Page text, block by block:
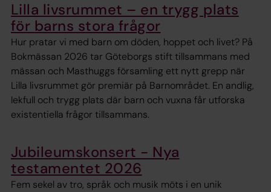
Lilla livsrummet – en trygg plats
för barns stora frågor
Hur pratar vi med barn om döden, hoppet och livet? På
Bokmässan 2026 tar Göteborgs stift tillsammans med
mässan och Masthuggs församling ett nytt grepp när
Lilla livsrummet gör premiär på Barnområdet. En andlig,
lekfull och trygg plats där barn och vuxna får utforska
existentiella frågor tillsammans.
Jubileumskonsert - Nya
testamentet 2026
Fem sekel av tro, språk och musik möts i en unik